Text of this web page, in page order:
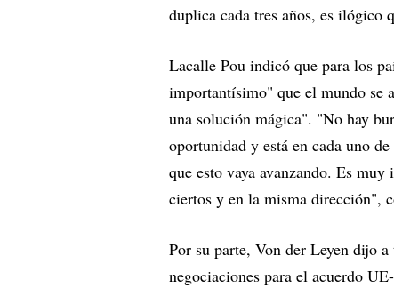
duplica cada tres años, es ilógico
Lacalle Pou indicó que para los
importantísimo" que el mundo se
una solución mágica". "No hay
oportunidad y está en cada uno
que esto vaya avanzando. Es muy
ciertos y en la misma dirección",
Por su parte, Von der Leyen dijo
negociaciones para el acuerdo